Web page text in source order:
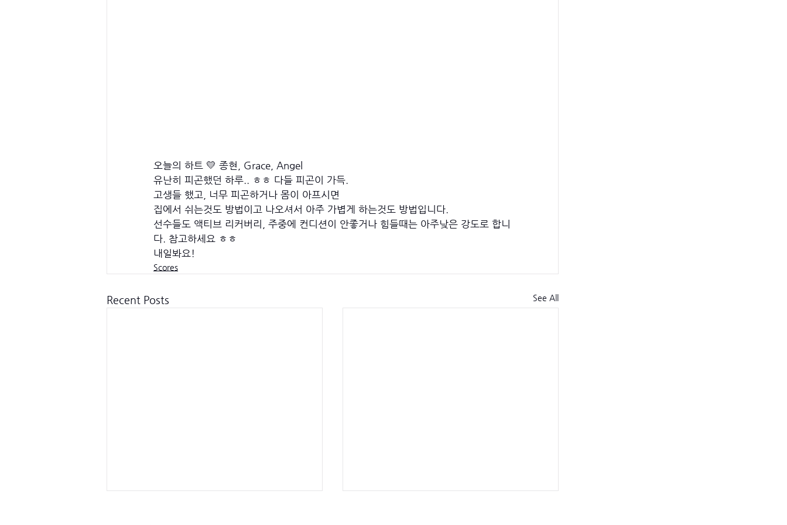
오늘의 하트 💛 종현, Grace, Angel
유난히 피곤했던 하루.. ㅎㅎ 다들 피곤이 가득.
고생들 했고, 너무 피곤하거나 몸이 아프시면
집에서 쉬는것도 방법이고 나오셔서 아주 가볍게 하는것도 방법입니다.
선수들도 액티브 리커버리, 주중에 컨디션이 안좋거나 힘들때는 아주낮은 강도로 합니
다. 참고하세요 ㅎㅎ
내일봐요!
Scores
Recent Posts See All